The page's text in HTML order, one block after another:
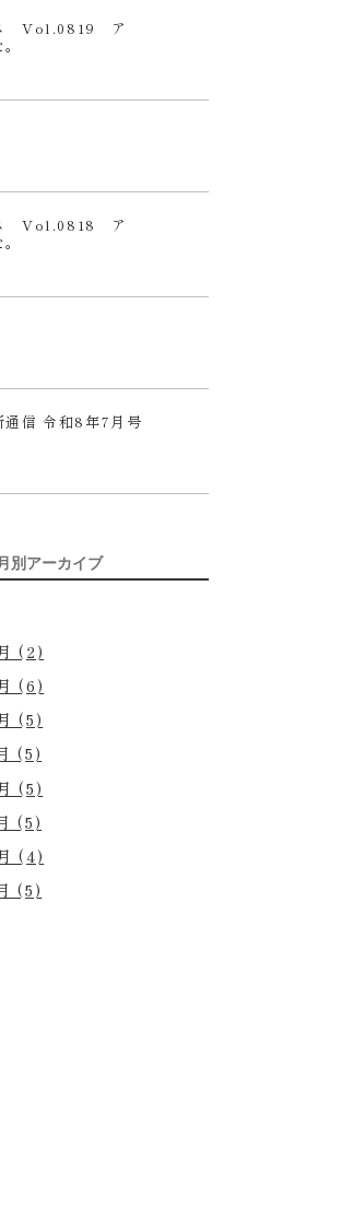
ス Vol.0819 ア
ス Vol.0818 ア
通信 令和8年7月号
月別アーカイブ
(2)
(6)
(5)
(5)
(5)
(5)
(4)
(5)